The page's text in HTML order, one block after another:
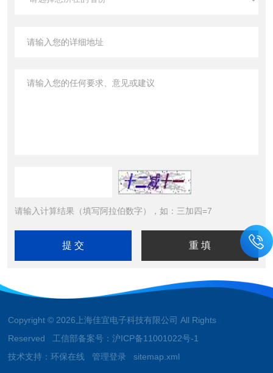
请输入计算结果（填写阿拉伯数字），如：三加四=7
Copyright © 2026上海佳宜电子科技有限公司 All Rights
Reserved 工信部备案号：沪ICP备11001022号-1
技术支持：环保在线 管理登录 sitemap.xml